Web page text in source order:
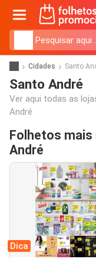
Cidades Santo
Santo André
Ver aqui todas as
André
Folhetos
André
Dica